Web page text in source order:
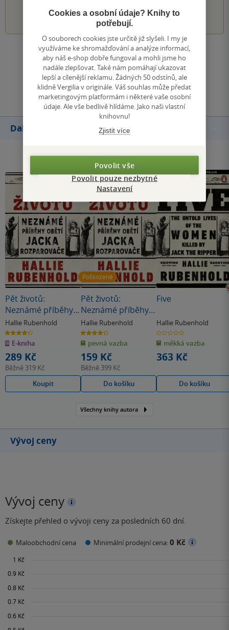
1 2 3 4 5
Zobrazit všechna hodnocení
Přidat hodnocení
Další knihy autora
Pět životů:
Neznámé příběhy
obětí Jacka
Rozparovače
Hallie Rubenhold
4.3
z
5
hvězdiček
E-kniha
289 Kč
Běžně 319 Kč
Koupit
Poškozené
Pět životů:
Neznámé příběhy
obětí Jacka
Rozparovače
(poškozená)
Hallie Rubenhold
4.3
z
5
hvězdiček
pevná vazba
159 Kč
Běžně 399 Kč
Do košíku
Five
Hallie Rubenhold
0.0
z
5
hvězdiček
měkká vazba
363 Kč
Do košíku
Všechny knihy autora
Vývoj ceny
Vývoj ceny
Získejte přehled o vývoji ceny za posledních 60 dní.
Maloobchodní cena Minimální prodejní cena:0 Kč
Cookies a osobní údaje? Knihy to
potřebují.
O souborech cookies jste určitě již slyšeli. I my je
využíváme ke shromažďování a analýze informací,
aby náš e-shop dobře fungoval a mohli jsme ho
nadále zlepšovat. Také nám pomáhají ukazovat
lepší a cílenější reklamu. Žádných 50 odstínů, ale
klidně Vergilia v originále. Váš souhlas může předat
marketingovým platformám i některé vaše osobní
údaje. Ale vše bedlivě hlídáme. Jako naši vlastní
knihovnu!
Zjistit více
Povolit vše
Povolit pouze nezbytné
Nastavení